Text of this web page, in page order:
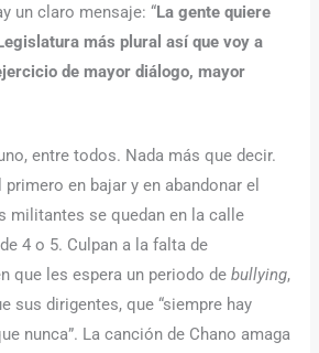
un claro mensaje: “La gente quiere
más plural así que voy a
de mayor diálogo, mayor
entre todos. Nada más que decir.
en bajar y en abandonar el
militantes se quedan en la calle
4 o 5. Culpan a la falta de
que les espera un periodo debullying,
sus dirigentes, que “siempre hay
nunca”. La canción de Chano amaga